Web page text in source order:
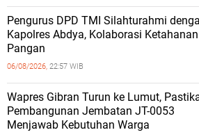
Pengurus DPD TMI Silahturahmi
Kapolres Abdya, Kolaborasi Ketahanan
Pangan
06/08/2026, 22:57 WIB
Wapres Gibran Turun ke Lumut,
Pembangunan Jembatan JT-0053
Menjawab Kebutuhan Warga